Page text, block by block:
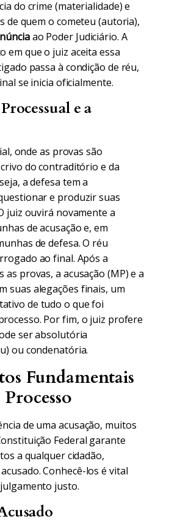
do crime (materialidade) e
de quem o cometeu (autoria),
ao Poder Judiciário. A
em que o juiz aceita essa
passa à condição de réu,
se inicia oficialmente.
e a
onde as provas são
do contraditório e da
a defesa tem a
e produzir suas
juiz ouvirá novamente a
de acusação e, em
de defesa. O réu
ao final. Após a
as provas, a acusação (MP) e a
suas alegações finais, um
de tudo o que foi
Por fim, o juiz profere
ser absolutória
ou condenatória.
Fundamentais
de uma acusação, muitos
Federal garante
a qualquer cidadão,
Conhecê-los é vital
justo.